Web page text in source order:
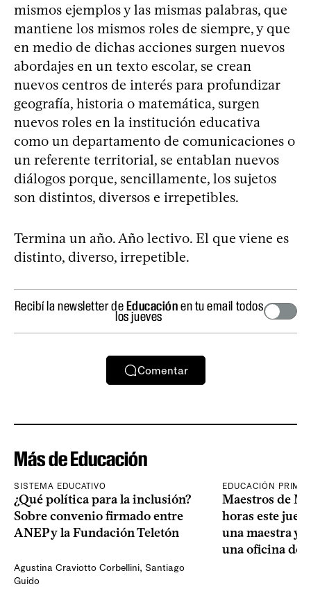
mismos ejemplos y las mismas palabras, que
mantiene los mismos roles de siempre, y que
en medio de dichas acciones surgen nuevos
abordajes en un texto escolar, se crean
nuevos centros de interés para profundizar
geografía, historia o matemática, surgen
nuevos roles en la institución educativa
como un departamento de comunicaciones o
un referente territorial, se entablan nuevos
diálogos porque, sencillamente, los sujetos
son distintos, diversos e irrepetibles.
Termina un año. Año lectivo. El que viene es
distinto, diverso, irrepetible.
Recibí la newsletter deEducaciónen tu email todos
los jueves
Comentar
Más de Educación
SISTEMA EDUCATIVO
¿Qué política para la inclusión?
Sobre convenio firmado entre
ANEP y la Fundación Teletón
Agustina Craviotto Corbellini, Santiago
Guido
EDUCACIÓN
Maestros de
horas este
una maestra y
una oficina de